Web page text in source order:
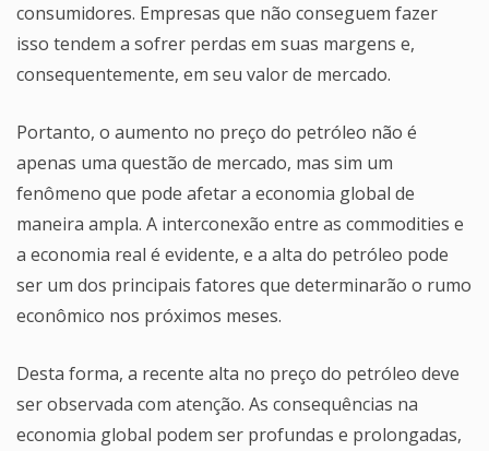
consumidores. Empresas que não conseguem fazer
isso tendem a sofrer perdas em suas margens e,
consequentemente, em seu valor de mercado.
Portanto, o aumento no preço do petróleo não é
apenas uma questão de mercado, mas sim um
fenômeno que pode afetar a economia global de
maneira ampla. A interconexão entre as commodities e
a economia real é evidente, e a alta do petróleo pode
ser um dos principais fatores que determinarão o rumo
econômico nos próximos meses.
Desta forma, a recente alta no preço do petróleo deve
ser observada com atenção. As consequências na
economia global podem ser profundas e prolongadas,